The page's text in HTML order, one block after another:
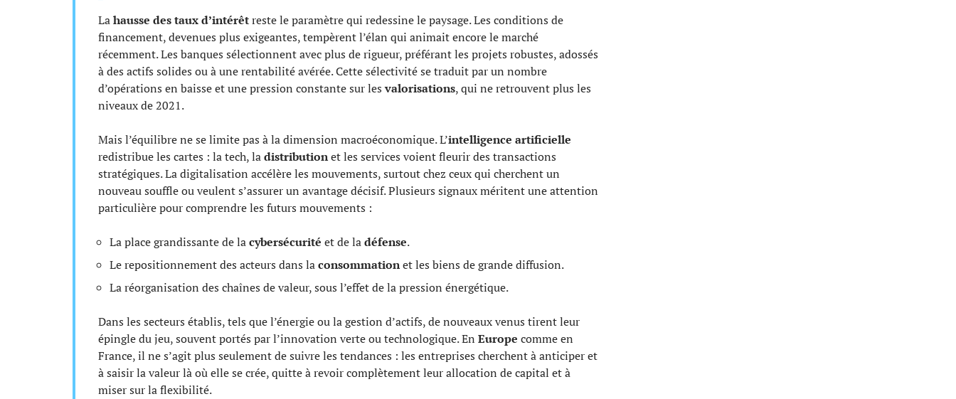
Lahausse des taux d’intérêtreste le paramètre qui redessine le paysage. Les conditions de
financement, devenues plus exigeantes, tempèrent l’élan qui animait encore le marché
récemment. Les banques sélectionnent avec plus de rigueur, préférant les projets robustes, adossés
à des actifs solides ou à une rentabilité avérée. Cette sélectivité se traduit par un nombre
d’opérations en baisse et une pression constante sur lesvalorisations, qui ne retrouvent plus les
niveaux de 2021.
Mais l’équilibre ne se limite pas à la dimension macroéconomique. L’intelligence artificielle
redistribue les cartes : la tech, ladistributionet les services voient fleurir des transactions
stratégiques. La digitalisation accélère les mouvements, surtout chez ceux qui cherchent un
nouveau souffle ou veulent s’assurer un avantage décisif. Plusieurs signaux méritent une attention
particulière pour comprendre les futurs mouvements :
La place grandissante de lacybersécurité et de ladéfense.
Le repositionnement des acteurs dans laconsommationet les biens de grande diffusion.
La réorganisation des chaînes de valeur, sous l’effet de la pression énergétique.
Dans les secteurs établis, tels que l’énergie ou la gestion d’actifs, de nouveaux venus tirent leur
épingle du jeu, souvent portés par l’innovation verte ou technologique. En Europe comme en
France, il ne s’agit plus seulement de suivre les tendances : les entreprises cherchent à anticiper et
à saisir la valeur là où elle se crée, quitte à revoir complètement leur allocation de capital et à
miser sur la flexibilité.